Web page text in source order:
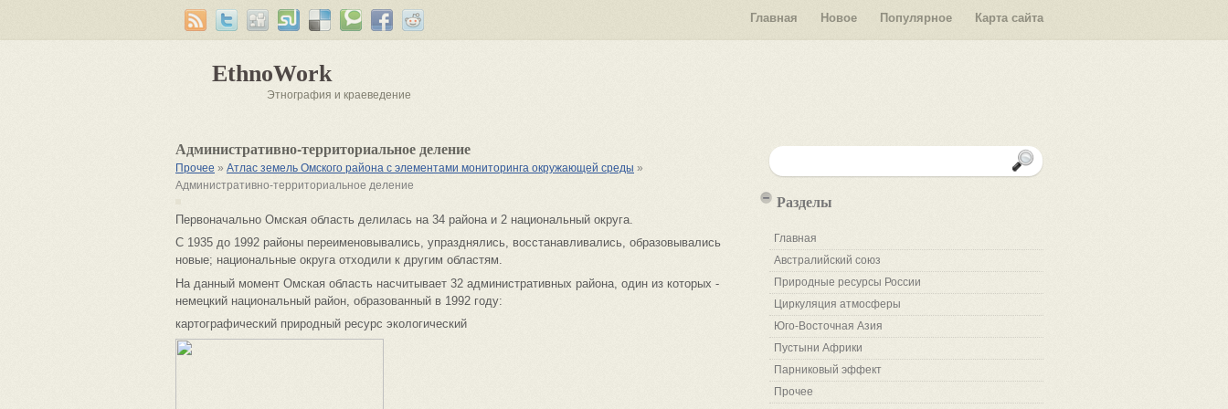
EthnoWork
Этнография и краеведение
Главная Новое Популярное Карта сайта
Административно-территориальное деление
Прочее » Атлас земель Омского района с элементами мониторинга окружающей среды »
Административно-территориальное деление
Первоначально Омская область делилась на 34 района и 2 национальный округа.
С 1935 до 1992 районы переименовывались, упразднялись, восстанавливались, образовывались
новые; национальные округа отходили к другим областям.
На данный момент Омская область насчитывает 32 административных района, один из которых -
немецкий национальный район, образованный в 1992 году:
картографический природный ресурс экологический
Разделы
Главная
Австралийский союз
Природные ресурсы России
Циркуляция атмосферы
Юго-Восточная Азия
Пустыни Африки
Парниковый эффект
Прочее